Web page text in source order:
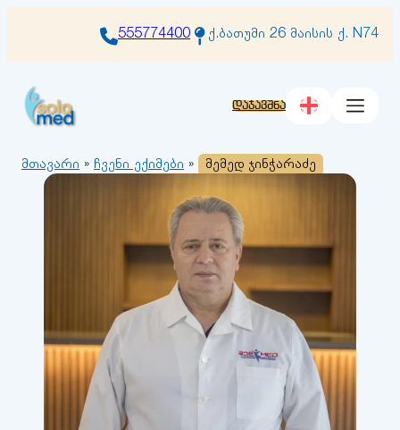
555774400 ქ.ბათუმი 26 მაისის ქ. N74
დაჯავშნა
მთავარი » ჩვენი ექიმები » მემედ ჯინჭარაძე